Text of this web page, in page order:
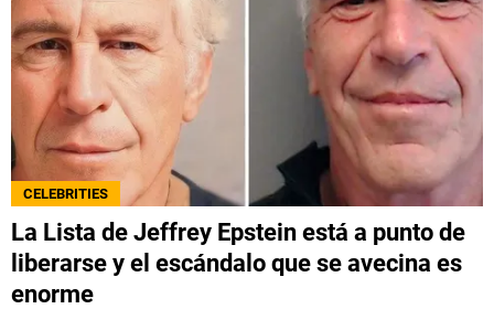
CELEBRITIES
La Lista de Jeffrey Epstein está a punto de
liberarse y el escándalo que se avecina es
enorme